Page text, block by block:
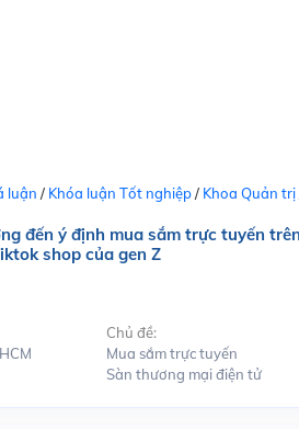
luận / Khóa luận Tốt nghiệp/ Khoa Quản trị
đến ý định mua sắm trực tuyến
shop của gen Z
Chủ đề:
Mua sắm trực tuyến
Sàn thương mại điện tử